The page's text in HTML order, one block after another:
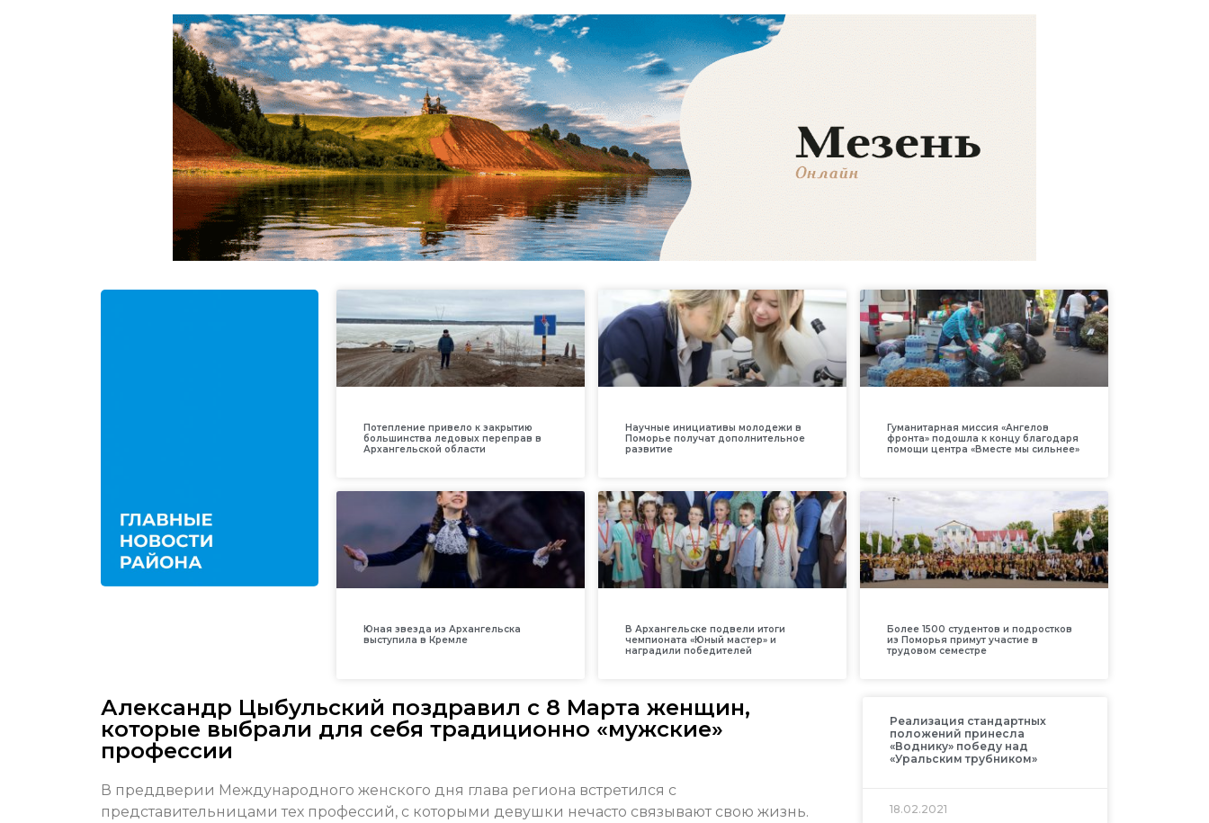
Потепление привело к закрытию
большинства ледовых переправ в
Архангельской области
Научные инициативы молодежи в
Поморье получат дополнительное
развитие
Гуманитарная миссия «Ангелов
фронта» подошла к концу благодаря
помощи центра «Вместе мы сильнее»
Юная звезда из Архангельска
выступила в Кремле
В Архангельске подвели итоги
чемпионата «Юный мастер» и
наградили победителей
Более 1500 студентов и подростков
из Поморья примут участие в
трудовом семестре
Александр Цыбульский поздравил с 8 Марта женщин,
которые выбрали для себя традиционно «мужские»
профессии
В преддверии Международного женского дня глава региона встретился с
представительницами тех профессий, с которыми девушки нечасто связывают свою жизнь.
Реализация стандартных
положений принесла
«Воднику» победу над
«Уральским трубником»
18.02.2021